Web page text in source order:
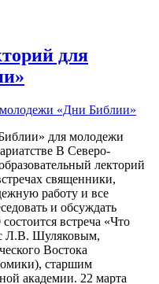
для
для молодежи
В Северо-
лекторий
священники,
работу и все
и обсуждать
встреча «Что
с Л.В. Шуляковым,
Востока
старшим
академии. 22 марта